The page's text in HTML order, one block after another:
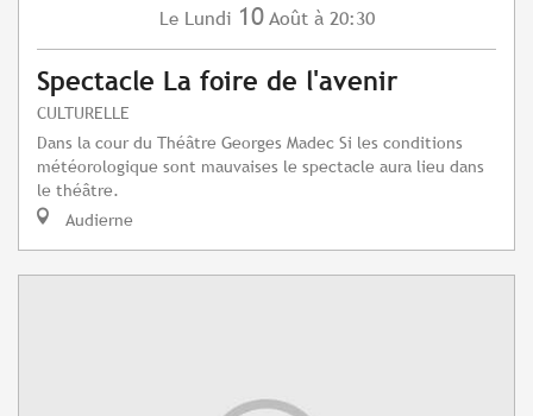
Le Lundi 10 Août à 20:30
Spectacle La foire de l'avenir
CULTURELLE
Dans la cour du Théâtre Georges Madec Si les conditions
météorologique sont mauvaises le spectacle aura lieu dans
le théâtre.
Audierne